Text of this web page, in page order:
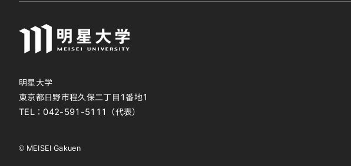
明星大学
東京都日野市程久保二丁目1番地1
TEL： 042-591-5111 （代表）
© MEISEI Gakuen